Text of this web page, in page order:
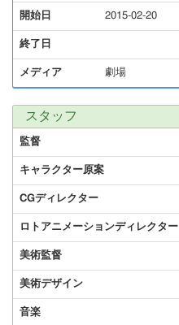
開始日 2015-02-20
終了日
メディア 劇場
スタッフ
監督
キャラクター原案
CGディレクター
ロトアニメーションディレクター
美術監督
美術デザイン
音楽